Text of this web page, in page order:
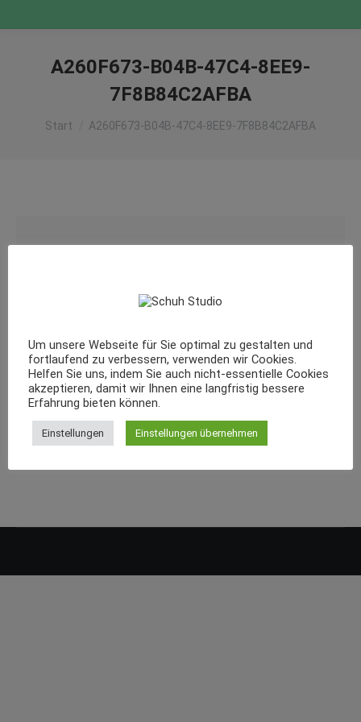
A260F673-B04B-47C4-8EE9-
7F8B84C2AFBA
Sie befinden sich hier:
Start A260F673-B04B-47C4-8EE9-7F8B84C2AFBA
Um unsere Webseite für Sie optimal zu gestalten und
fortlaufend zu verbessern, verwenden wir Cookies.
Helfen Sie uns, indem Sie auch nicht-essentielle Cookies
akzeptieren, damit wir Ihnen eine langfristig bessere
Erfahrung bieten können.
Einstellungen Einstellungen übernehmen